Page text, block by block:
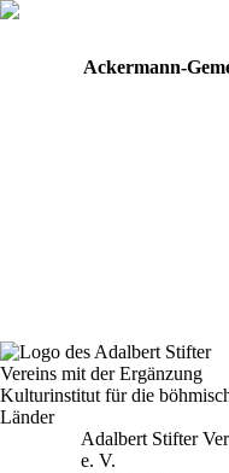
Ackermann-
Adalbert Stifter
e. V.